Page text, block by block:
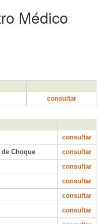
Médico
consultar
consultar
Choque
consultar
consultar
consultar
consultar
consultar